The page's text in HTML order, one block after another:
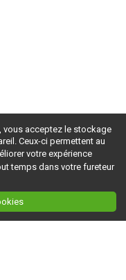
, vous acceptez le stockage
Ceux-ci permettent au
votre expérience
temps dans votre fureteur